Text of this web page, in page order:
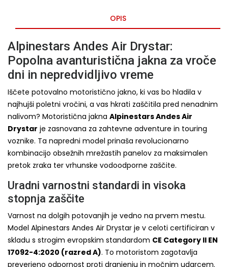
OPIS
Alpinestars Andes Air Drystar:
Popolna avanturistična jakna za vroče
dni in nepredvidljivo vreme
Iščete potovalno motoristično jakno, ki vas bo hladila v
najhujši poletni vročini, a vas hkrati zaščitila pred nenadnim
nalivom? Motoristična jakna Alpinestars Andes Air
Drystar je zasnovana za zahtevne adventure in touring
voznike. Ta napredni model prinaša revolucionarno
kombinacijo obsežnih mrežastih panelov za maksimalen
pretok zraka ter vrhunske vodoodporne zaščite.
Uradni varnostni standardi in visoka
stopnja zaščite
Varnost na dolgih potovanjih je vedno na prvem mestu.
Model Alpinestars Andes Air Drystar je v celoti certificiran v
skladu s strogim evropskim standardom CE Category II EN
17092-4:2020 (razred A). To motoristom zagotavlja
preverjeno odpornost proti drgnjenju in močnim udarcem.